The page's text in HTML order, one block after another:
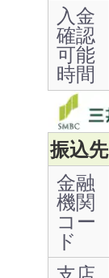
入金
確認
可能
時間
振込先
金融
機関
コー
ド